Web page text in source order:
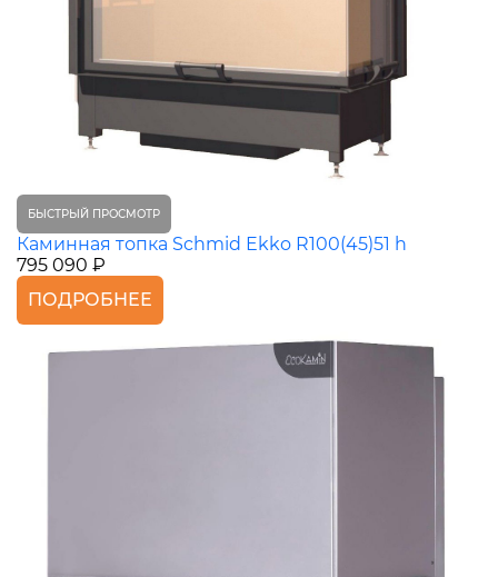
БЫСТРЫЙ ПРОСМОТР
Каминная топка Schmid Ekko R100(45)51 h
795 090 ₽
ПОДРОБНЕЕ